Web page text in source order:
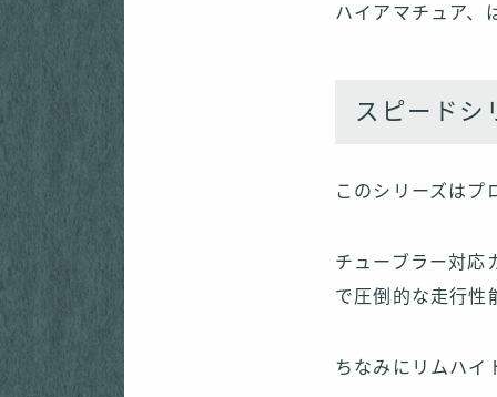
ハイアマチュア、
スピードシ
このシリーズはプ
チューブラー対応
で圧倒的な走行性
ちなみにリムハイ